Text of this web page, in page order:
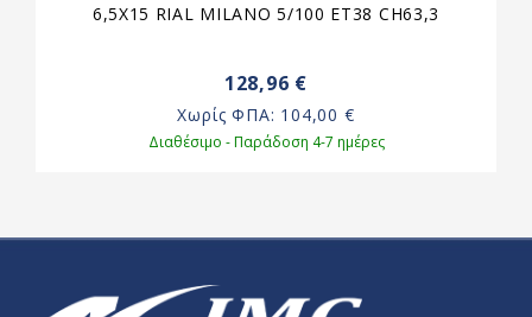
6,5X15 RIAL MILANO 5/100 ET38 CH63,3
128,96 €
Χωρίς ΦΠΑ: 104,00 €
Διαθέσιμο - Παράδοση 4-7 ημέρες